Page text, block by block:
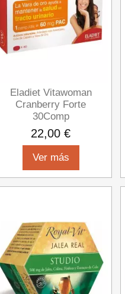
Eladiet Vitawoman
Cranberry Forte
30Comp
22,00 €
Ver más